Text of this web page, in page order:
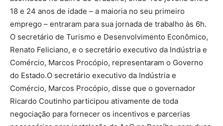
18 e 24 anos de idade – a maioria no seu primeiro
emprego – entraram para sua jornada de trabalho às 6h.
O secretário de Turismo e Desenvolvimento Econômico,
Renato Feliciano, e o secretário executivo da Indústria e
Comércio, Marcos Procópio, representaram o Governo
do Estado.O secretário executivo da Indústria e
Comércio, Marcos Procópio, disse que o governador
Ricardo Coutinho participou ativamente de toda
negociação para fornecer os incentivos e parcerias